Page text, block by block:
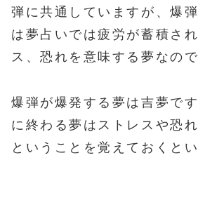
弾に共通していますが、爆
は夢占いでは疲労が蓄積さ
ス、恐れを意味する夢なので
爆弾が爆発する夢は吉夢で
に終わる夢はストレスや恐
ということを覚えておくと